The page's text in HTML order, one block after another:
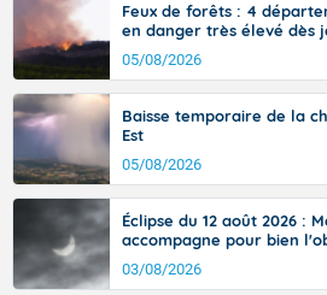
Feux de forêts : 4
en danger très élevé dès
05/08/2026
Baisse temporaire de la
Est
05/08/2026
Éclipse du 12 août 2026 :
accompagne pour bien
03/08/2026